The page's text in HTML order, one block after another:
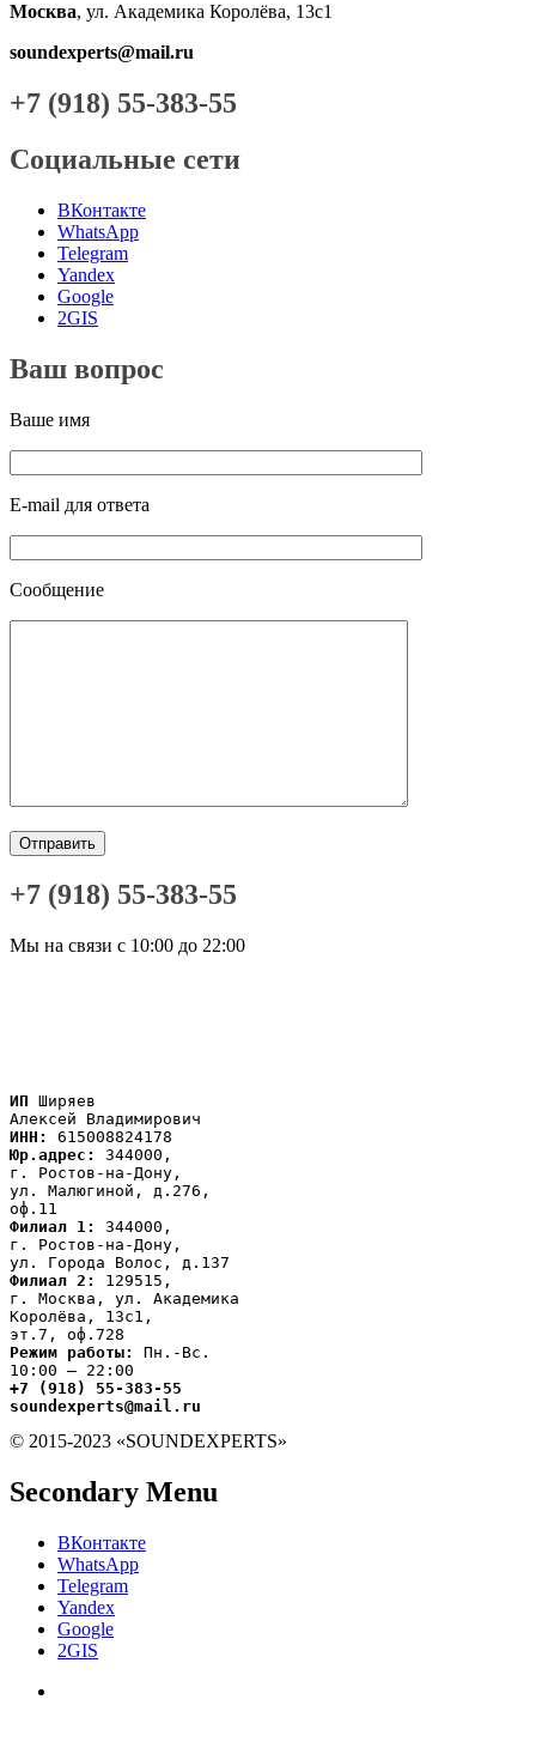
Москва, ул. Академика Королёва, 13с1
soundexperts@mail.ru
+7 (918) 55-383-55
Социальные сети
ВКонтакте
WhatsApp
Telegram
Yandex
Google
2GIS
Ваш вопрос
Ваше имя
E-mail для ответа
Сообщение
+7 (918) 55-383-55
Мы на связи с 10:00 до 22:00
ИП Ширяев
ИНН:
Юр.адрес:
344000,
г. Ростов-на-Дону,
ул. Малюгиной, д.276,
Филиал 1:
344000,
г. Ростов-на-Дону,
Филиал 2:
129515,
г. Москва, ул. Академика
Королёва, 13с1,
Режим работы:
Пн.-Вс.
+7 (918) 55-383-55
soundexperts@mail.ru
© 2015-2023 «SOUNDEXPERTS»
Secondary Menu
ВКонтакте
WhatsApp
Telegram
Yandex
Google
2GIS